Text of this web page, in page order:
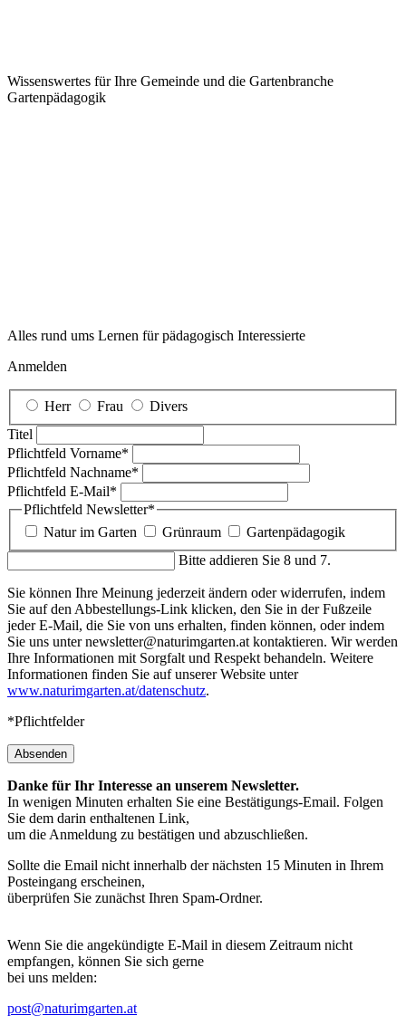
Wissenswertes für Ihre Gemeinde und die Gartenbranche
Garten­pädagogik
Alles rund ums Lernen für pädagogisch Interessierte
Anmelden
Herr Frau
Divers
Titel
Pflichtfeld Vorname*
Pflichtfeld Nachname*
Pflichtfeld E-Mail*
Pflichtfeld Newsletter*
Natur im Garten
Grünraum
Gartenpädagogik
Bitte addieren Sie 8 und 7.
Sie können Ihre Meinung jederzeit ändern oder widerrufen, indem
Sie auf den Abbestellungs-Link klicken, den Sie in der Fußzeile
jeder E-Mail, die Sie von uns erhalten, finden können, oder indem
Sie uns unter newsletter@naturimgarten.at kontaktieren. Wir werden
Ihre Informationen mit Sorgfalt und Respekt behandeln. Weitere
Informationen finden Sie auf unserer Website unter
www.naturimgarten.at/datenschutz.
*Pflichtfelder
Absenden
Danke für Ihr Interesse an unserem Newsletter.
In wenigen Minuten erhalten Sie eine Bestätigungs-Email. Folgen
Sie dem darin enthaltenen Link,
um die Anmeldung zu bestätigen und abzuschließen.
Sollte die Email nicht innerhalb der nächsten 15 Minuten in Ihrem
Posteingang erscheinen,
überprüfen Sie zunächst Ihren Spam-Ordner.
Wenn Sie die angekündigte E-Mail in diesem Zeitraum nicht
empfangen, können Sie sich gerne
bei uns melden:
post@naturimgarten.at